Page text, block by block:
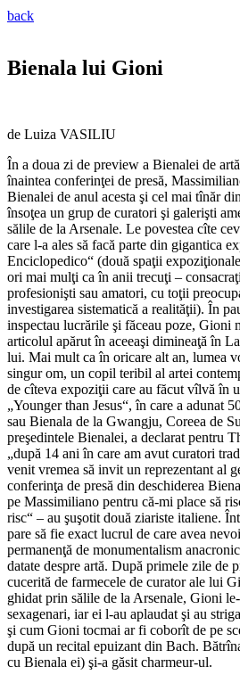
back
Bienala lui Gioni
de Luiza VASILIU
În a doua zi de preview a Bienalei de
înaintea conferinţei de presă,
Bienalei de anul acesta şi cel mai tînăr
însoţea un grup de curatori şi galerişti
sălile de la Arsenale. Le povestea cîte
care l-a ales să facă parte din gigantica
Enciclopedico“ (două spaţii
ori mai mulţi ca în anii trecuţi –
profesionişti sau amatori, cu toţii
investigarea sistematică a realităţii). În
inspectau lucrările şi făceau poze, Gioni
articolul apărut în aceeaşi dimineaţă în
lui. Mai mult ca în oricare alt an, lumea
singur om, un copil teribil al artei
de cîteva expoziţii care au făcut vîlvă în
„Younger than Jesus“, în care a adunat
sau Bienala de la Gwangju, Coreea de
preşedintele Bienalei, a declarat pentru
„după 14 ani în care am avut curatori
venit vremea să invit un reprezentant al
conferinţa de presă din deschiderea
pe Massimiliano pentru că-mi place să
risc“ – au şuşotit două ziariste italiene.
pare să fie exact lucrul de care avea
permanenţă de monumentalism
datate despre artă. După primele zile de
cucerită de farmecele de curator ale lui
ghidat prin sălile de la Arsenale, Gioni
sexagenari, iar ei l-au aplaudat şi au
şi cum Gioni tocmai ar fi coborît de pe
după un recital epuizant din Bach.
cu Bienala ei) şi-a găsit charmeur-ul.